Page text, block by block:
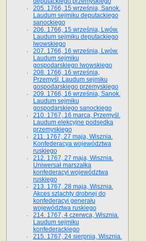
205. 1766, 15 września, Sanok.
Laudum sejmiku deputackiego
sanockiego
206. 1766, 15 września, Lwów.
Laudum sejmiku deputackiego
lwowskiego
207. 1766, 16 września, Lwów.
Laudum sejmiku
gospodarskiego lwowskiego
208. 1766, 16 września,
Przemyśl. Laudum sejmiku
gospodarskiego przemyskiego
209. 1766, 16 września, Sanok.
Laudum sejmiku
gospodarskiego sanockiego
210. 1767, 16 marca, Przemyśl.
Laudum elekcyjne podsędka
przemyskiego
211. 1767, 27 maja, Wisznia.
Konfederacya województwa
ruskiego
212. 1767, 27 maja, Wisznia.
Uniwersał marszałka
konfederacyi województwa
ruskiego
213. 1767, 28 maja, Wisznia.
Akces szlachty drobnej do
konfederacyi generału
województwa ruskiego
214. 1767, 4 czerwca, Wisznia.
Laudum sejmiku
konfederackiego
215. 1767, 24 sierpnia, Wisznia.